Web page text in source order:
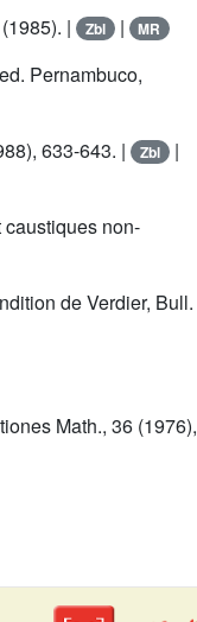
| Zbl | MR
Pernambuco,
633-643. | Zbl |
non-
de Verdier, Bull.
Math., 36 (1976),